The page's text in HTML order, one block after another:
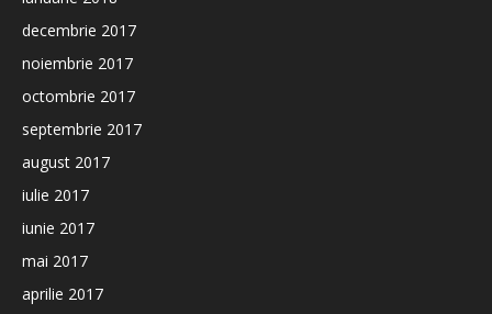
decembrie 2017
noiembrie 2017
octombrie 2017
septembrie 2017
august 2017
iulie 2017
iunie 2017
mai 2017
aprilie 2017